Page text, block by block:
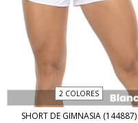
2 COLORES
SHORT DE GIMNASIA (144887)